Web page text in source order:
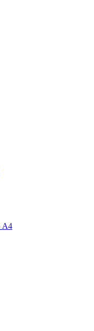
מדפסות לייזר משולבות A4